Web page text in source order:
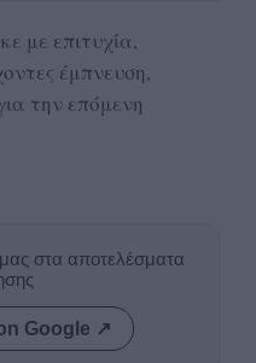
με επιτυχία,
έμπνευση,
την επόμενη
στα αποτελέσματα
Google ↗